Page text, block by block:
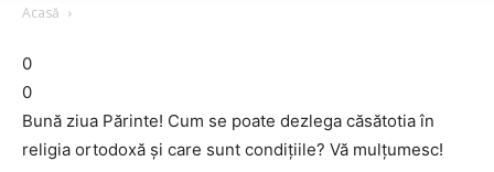
Acasă
0
0
Bună ziua Părinte! Cum se poate dezlega căsătotia în
religia ortodoxă şi care sunt condiţiile? Vă mulţumesc!